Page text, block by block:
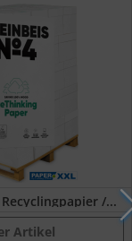
/...
Artikel